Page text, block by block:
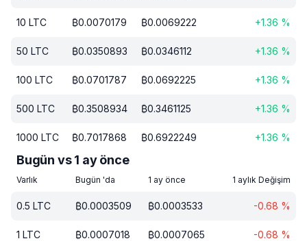
10 LTC ₿0.0070179 ₿0.0069222 +1.36 %
50 LTC ₿0.0350893 ₿0.0346112 +1.36 %
100 LTC ₿0.0701787 ₿0.0692225 +1.36 %
500 LTC ₿0.3508934 ₿0.3461125 +1.36 %
1000 LTC ₿0.7017868 ₿0.6922249 +1.36 %
Bugün vs 1 ay önce
Varlık Bugün 'da 1 ay önce 1 aylık Değişim
0.5 LTC ₿0.0003509 ₿0.0003533 -0.68 %
1 LTC ₿0.0007018 ₿0.0007065 -0.68 %